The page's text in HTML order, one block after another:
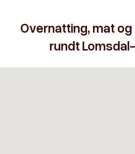
Overnatting, mat
rundt